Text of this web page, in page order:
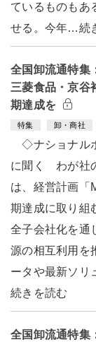
ているものもあ
せる。今年…続
全国卸流通特集
三菱食品・京
期達成を
特集 卸・商社
◇ナショナル
に聞く わが社
は、経営計画「
期達成に取り組
全子会社化を通
源の相互利用を
ータや最新ソリ
続きを読む
全国卸流通特集